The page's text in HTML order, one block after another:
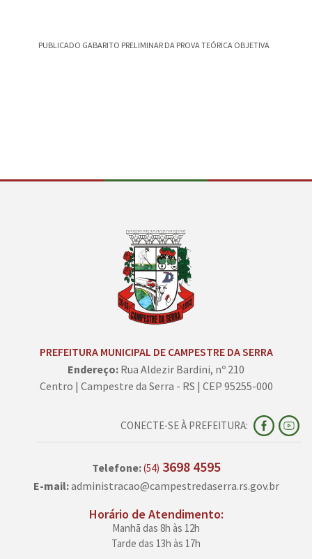
PUBLICADO GABARITO PRELIMINAR DA PROVA TEÓRICA OBJETIVA
PREFEITURA MUNICIPAL DE CAMPESTRE DA SERRA
Endereço: Rua Aldezir Bardini, nº 210
Centro | Campestre da Serra - RS | CEP 95255-000
CONECTE-SE À PREFEITURA:
Telefone:(54) 3698 4595
E-mail:administracao@campestredaserra.rs.gov.br
Horário de Atendimento:
Manhã das 8h às 12h
Tarde das 13h às 17h